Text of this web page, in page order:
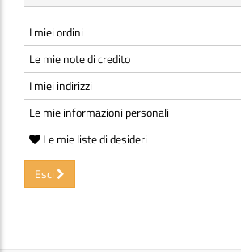
I miei ordini
Le mie note di credito
I miei indirizzi
Le mie informazioni personali
Le mie liste di desideri
Esci